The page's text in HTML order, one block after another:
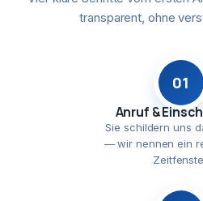
transparent, ohne
01
Anruf &
Sie schildern uns
— wir nennen ein